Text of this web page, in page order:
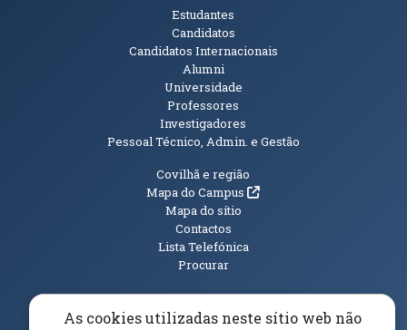
Estudantes
Candidatos
Candidatos Internacionais
Alumni
Universidade
Professores
Investigadores
Pessoal Técnico, Admin. e Gestão
Informações Adicionais
Covilhã e região
Mapa do Campus(abre em nova janela)
Mapa do sítio
Contactos
Lista Telefónica
Procurar
As cookies utilizadas neste sítio web não